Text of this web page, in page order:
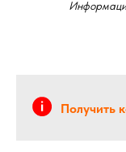
Получить